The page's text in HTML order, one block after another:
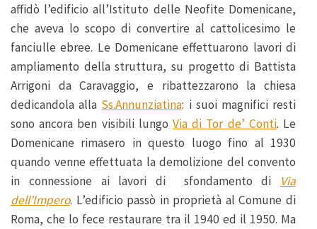
affidò l’edificio all’Istituto delle Neofite Domenicane,
che aveva lo scopo di convertire al cattolicesimo le
fanciulle ebree. Le Domenicane effettuarono lavori di
ampliamento della struttura, su progetto di Battista
Arrigoni da Caravaggio, e ribattezzarono la chiesa
dedicandola alla Ss.Annunziatina: i suoi magnifici resti
sono ancora ben visibili lungo Via di Tor de’ Conti. Le
Domenicane rimasero in questo luogo fino al 1930
quando venne effettuata la demolizione del convento
in connessione ai lavori di sfondamento di
Via
dell’Impero. L’edificio passò in proprietà al Comune di
Roma, che lo fece restaurare tra il 1940 ed il 1950. Ma